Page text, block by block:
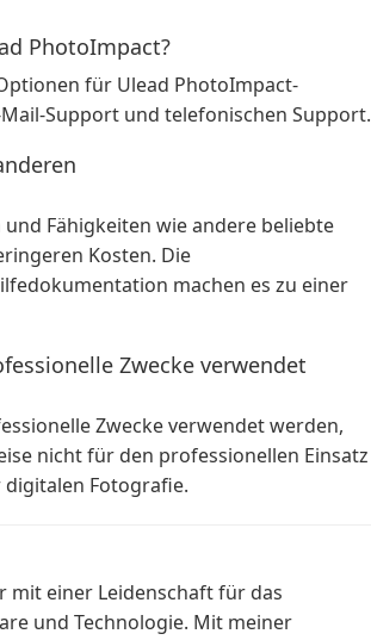
PhotoImpact?
für Ulead PhotoImpact-
Support und telefonischen Support.
Fähigkeiten wie andere beliebte
Kosten. Die
machen es zu einer
Zwecke verwendet
Zwecke verwendet werden,
nicht für den professionellen Einsatz
digitalen Fotografie.
mit einer Leidenschaft für das
und Technologie. Mit meiner